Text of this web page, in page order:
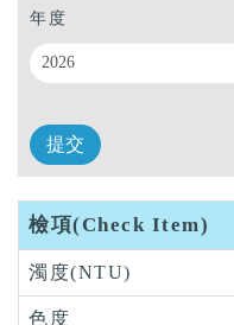
年度
檢項(Check Item)
濁度(NTU)
色度